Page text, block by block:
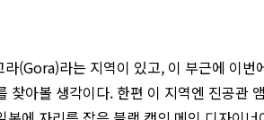
라(Gora)라는 지역이 있고, 이 부근에 이
찾아볼 생각이다. 한편 이 지역엔 진공관